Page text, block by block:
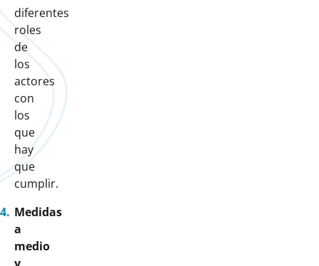
diferentes
roles
de
los
actores
con
los
que
hay
que
cumplir.
Medidas
a
medio